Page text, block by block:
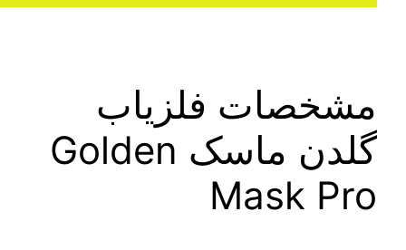
فلزیاب
گلدن ماسک Golden
Mask